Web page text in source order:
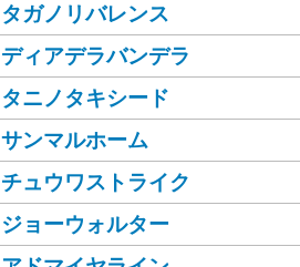
タガノリバレンス
ディアデラバンデラ
タニノタキシード
サンマルホーム
チュウワストライク
ジョーウォルター